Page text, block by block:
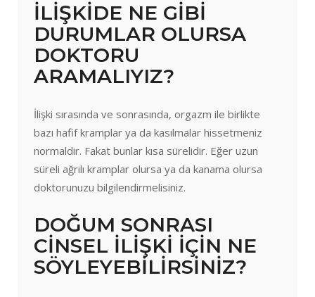
İLİŞKİDE NE GİBİ
DURUMLAR OLURSA
DOKTORU
ARAMALIYIZ?
İlişki sırasında ve sonrasında, orgazm ile birlikte
bazı hafif kramplar ya da kasılmalar hissetmeniz
normaldir. Fakat bunlar kısa sürelidir. Eğer uzun
süreli ağrılı kramplar olursa ya da kanama olursa
doktorunuzu bilgilendirmelisiniz.
DOĞUM SONRASI
CİNSEL İLİŞKİ İÇİN NE
SÖYLEYEBİLİRSİNİZ?